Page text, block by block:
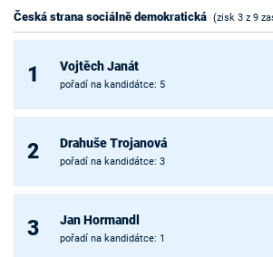
Česká strana sociálně demokratická (zisk 3 z 9
1 Vojtěch Janát
pořadí na kandidátce: 5
2 Drahuše Trojanová
pořadí na kandidátce: 3
3 Jan Hormandl
pořadí na kandidátce: 1